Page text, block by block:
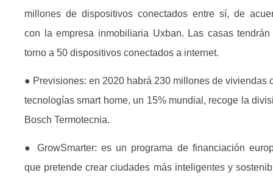
millones de dispositivos conectados entre sí, de
con la empresa inmobiliaria Uxban. Las casas tendrán
torno a 50 dispositivos conectados a internet.
● Previsiones: en 2020 habrá 230 millones de viviendas
tecnologías smart home, un 15% mundial, recoge la
Bosch Termotecnia.
● GrowSmarter: es un programa de financiación
que pretende crear ciudades más inteligentes y